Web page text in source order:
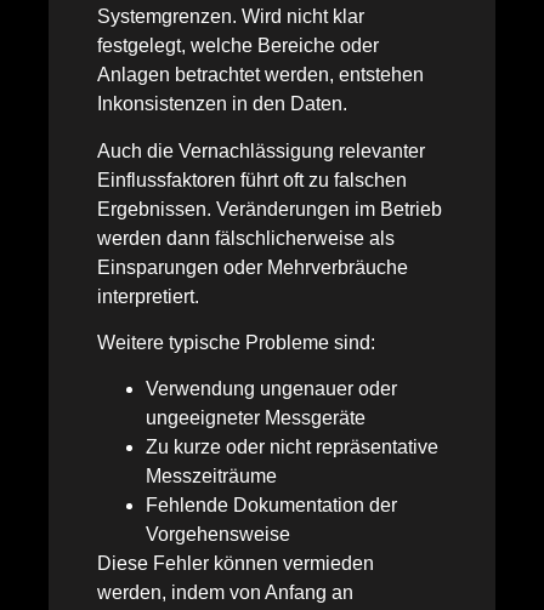
Systemgrenzen. Wird nicht klar
festgelegt, welche Bereiche oder
Anlagen betrachtet werden, entstehen
Inkonsistenzen in den Daten.
Auch die Vernachlässigung relevanter
Einflussfaktoren führt oft zu falschen
Ergebnissen. Veränderungen im Betrieb
werden dann fälschlicherweise als
Einsparungen oder Mehrverbräuche
interpretiert.
Weitere typische Probleme sind:
Verwendung ungenauer oder
ungeeigneter Messgeräte
Zu kurze oder nicht repräsentative
Messzeiträume
Fehlende Dokumentation der
Vorgehensweise
Diese Fehler können vermieden
werden, indem von Anfang an